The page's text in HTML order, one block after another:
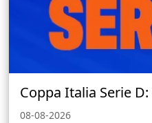
Coppa Italia Serie
08-08-2026